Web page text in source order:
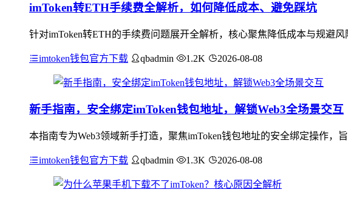
imToken转ETH手续费全解析，如何降低成本、避免踩坑
针对imToken转ETH的手续费问题展开全解析，核心聚焦降低成本与规避
imtoken钱包官方下载 qbadmin 1.2K 2026-08-08
新手指南，安全绑定imToken钱包地址，解锁Web3全场景交互
本指南专为Web3领域新手打造，聚焦imToken钱包地址的安全绑定操作
imtoken钱包官方下载 qbadmin 1.3K 2026-08-08